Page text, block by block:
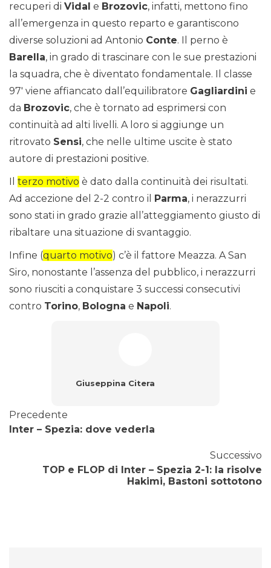
recuperi di Vidal e Brozovic, infatti, mettono fino
all’emergenza in questo reparto e garantiscono
diverse soluzioni ad Antonio Conte. Il perno è
Barella, in grado di trascinare con le sue prestazioni
la squadra, che è diventato fondamentale. Il classe
97′ viene affiancato dall’equilibratore Gagliardini e
da Brozovic, che è tornato ad esprimersi con
continuità ad alti livelli. A loro si aggiunge un
ritrovato Sensi, che nelle ultime uscite è stato
autore di prestazioni positive.
Il terzo motivo è dato dalla continuità dei risultati.
Ad accezione del 2-2 contro il Parma, i nerazzurri
sono stati in grado grazie all’atteggiamento giusto di
ribaltare una situazione di svantaggio.
Infine (quarto motivo) c’è il fattore Meazza. A San
Siro, nonostante l’assenza del pubblico, i nerazzurri
sono riusciti a conquistare 3 successi consecutivi
contro Torino, Bologna e Napoli.
Giuseppina Citera
Precedente
Inter – Spezia: dove vederla
Successivo
TOP e FLOP di Inter – Spezia 2-1: la risolve
Hakimi, Bastoni sottotono